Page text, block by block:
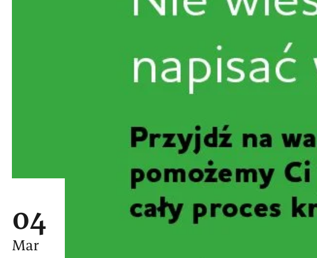
04
Mar